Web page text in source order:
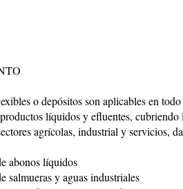
o depósitos son aplicables en
líquidos y efluentes, cubriendo
agrícolas, industrial y servicios,
líquidos
y aguas industriales